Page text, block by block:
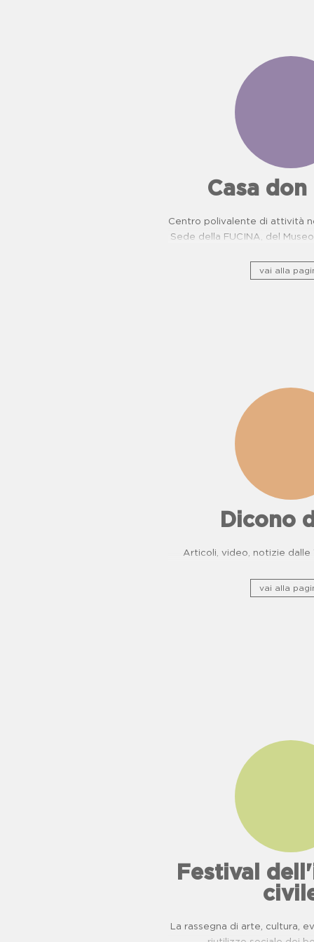
Casa don
Centro polivalente di attività
Sede della FUCINA, del
Oncologiche. Proposte
vai alla
Dicono
Articoli, video, notizie dalle
vai alla
Festival
La rassegna di arte, cultura,